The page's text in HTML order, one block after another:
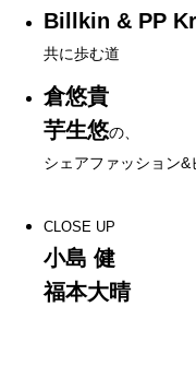
Billkin & PP
共に歩む道
倉悠貴
芋生悠の、
シェアファッション&
CLOSE UP
小島 健
福本大晴